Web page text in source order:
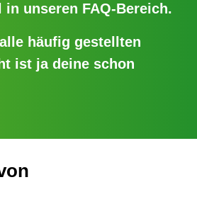
in unseren FAQ-Bereich.
häufig gestellten
ist ja deine schon